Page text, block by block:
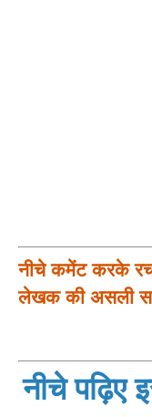
नीचे कमेंट करके
लेखक की असली
नीचे पढ़िए